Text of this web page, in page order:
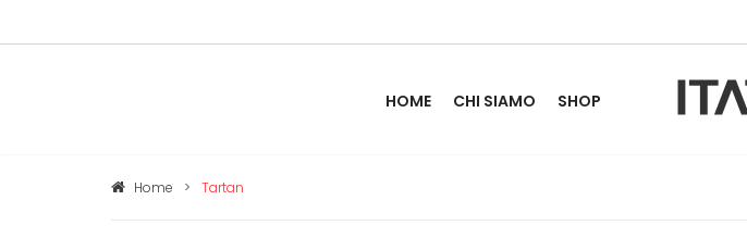
HOME CHI SIAMO SHOP
Home > Tartan